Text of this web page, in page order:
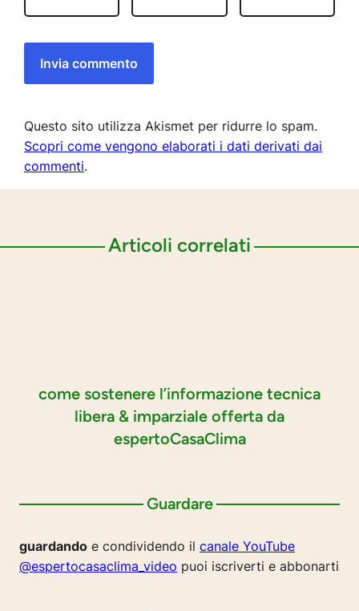
Questo sito utilizza Akismet per ridurre lo spam.
Scopri come vengono elaborati i dati derivati dai
commenti.
Articoli correlati
come sostenere l’informazione tecnica
libera & imparziale offerta da
espertoCasaClima
Guardare
guardando e condividendo il canale YouTube
@espertocasaclima_video puoi iscriverti e abbonarti